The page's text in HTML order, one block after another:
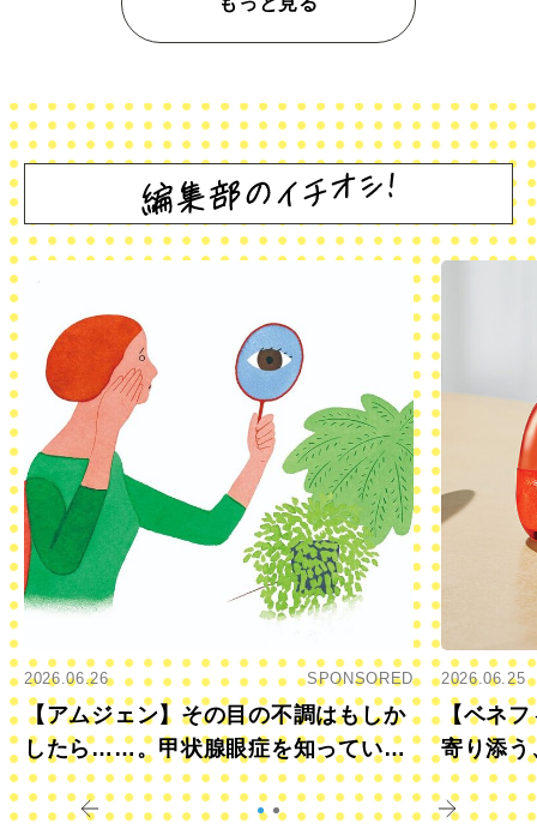
2026.06.26 SPONSORED
【アムジェン】その目の不調はもしか
したら……。甲状腺眼症を知っていま
すか？
2026.06.25
【ベネフ
寄り添う
きに